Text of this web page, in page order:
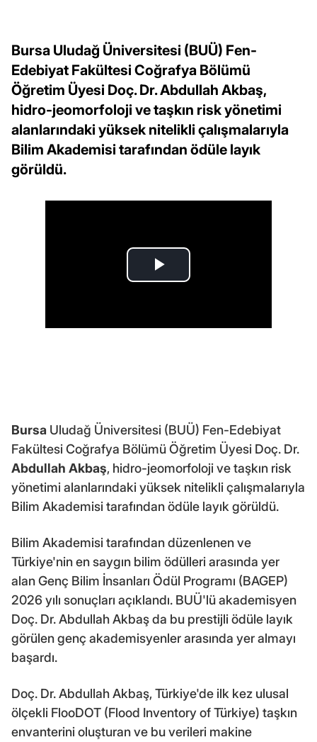
Bursa Uludağ Üniversitesi (BUÜ) Fen-
Edebiyat Fakültesi Coğrafya Bölümü
Öğretim Üyesi Doç. Dr. Abdullah Akbaş,
hidro-jeomorfoloji ve taşkın risk yönetimi
alanlarındaki yüksek nitelikli çalışmalarıyla
Bilim Akademisi tarafından ödüle layık
görüldü.
Bursa Uludağ Üniversitesi (BUÜ) Fen-Edebiyat
Fakültesi Coğrafya Bölümü Öğretim Üyesi Doç. Dr.
Abdullah Akbaş, hidro-jeomorfoloji ve taşkın risk
yönetimi alanlarındaki yüksek nitelikli çalışmalarıyla
Bilim Akademisi tarafından ödüle layık görüldü.
Bilim Akademisi tarafından düzenlenen ve
Türkiye'nin en saygın bilim ödülleri arasında yer
alan Genç Bilim İnsanları Ödül Programı (BAGEP)
2026 yılı sonuçları açıklandı. BUÜ'lü akademisyen
Doç. Dr. Abdullah Akbaş da bu prestijli ödüle layık
görülen genç akademisyenler arasında yer almayı
başardı.
Doç. Dr. Abdullah Akbaş, Türkiye'de ilk kez ulusal
ölçekli FlooDOT (Flood Inventory of Türkiye) taşkın
envanterini oluşturan ve bu verileri makine